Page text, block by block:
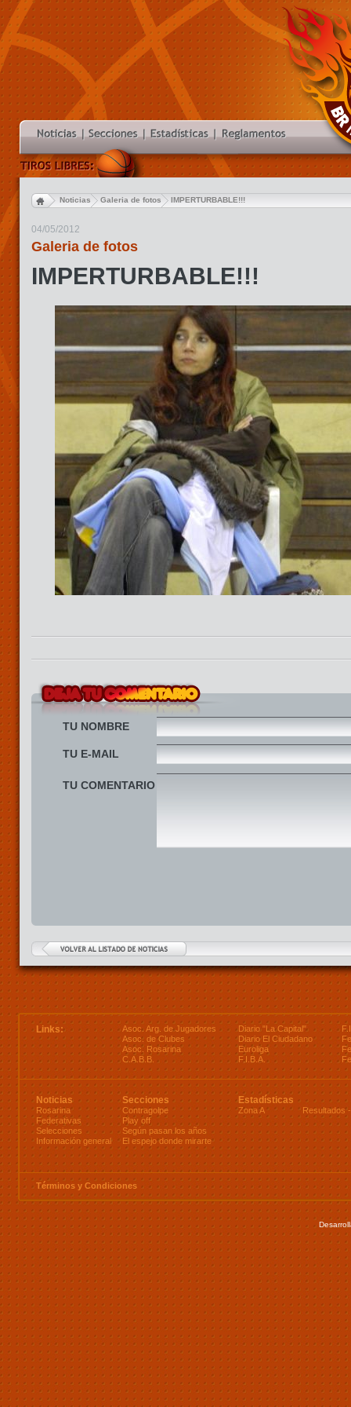
Noticias Galeria de fotos IMPERTURBABLE!!!
04/05/2012
Galeria de fotos
IMPERTURBABLE!!!
TU NOMBRE
TU E-MAIL
TU COMENTARIO
Links:
Asoc. Arg. de Jugadores
Asoc. de Clubes
Asoc. Rosarina
C.A.B.B.
Diario "La Capital"
Diario El Ciudadano
Euroliga
F.I.B.A.
Noticias
Rosarina
Federativas
Selecciones
Información general
Secciones
Contragolpe
Play off
Según pasan los años
El espejo donde mirarte
Estadísticas
Zona A Resultados
Términos y Condiciones